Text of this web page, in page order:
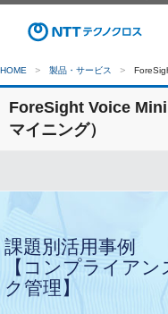
HOME 製品・サービス
ForeSight Voice
マイニング）
課題別活⽤事例
【コンプライアン
ク管理】